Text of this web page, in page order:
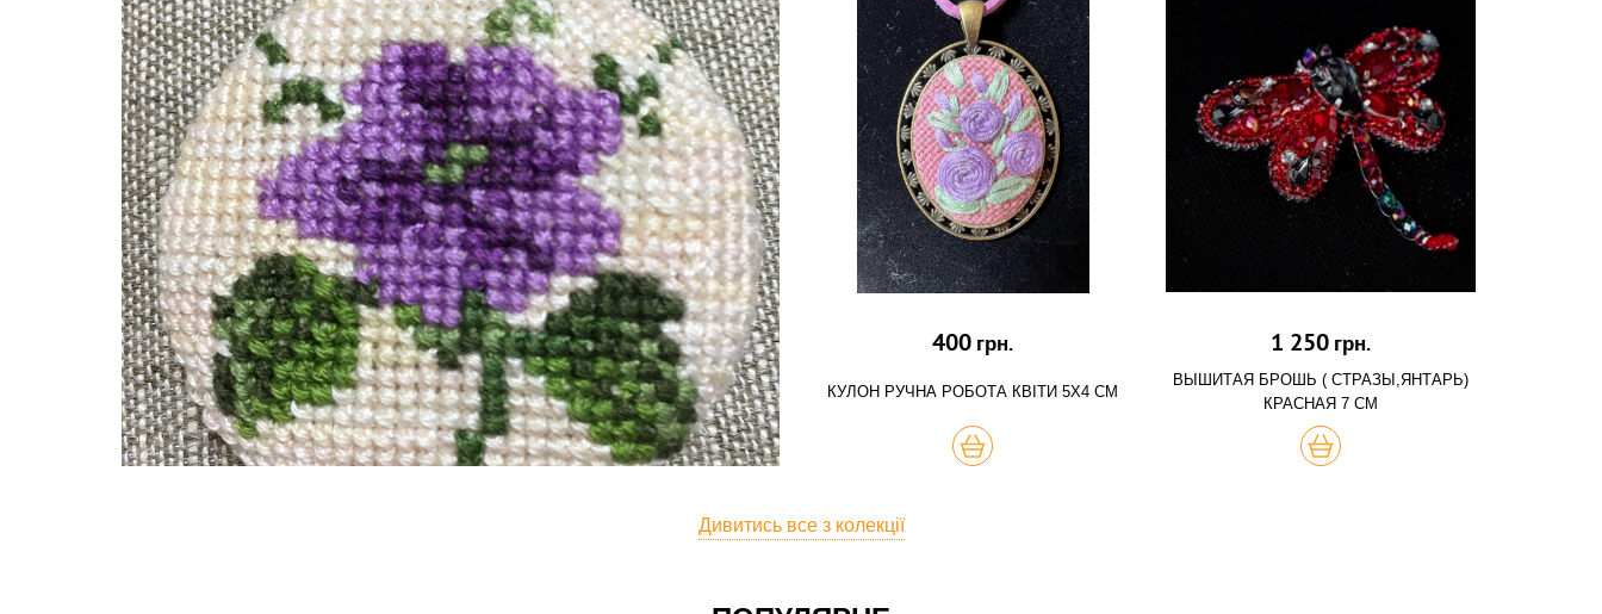
400 грн.
КУЛОН РУЧНА РОБОТА КВІТИ 5Х4 СМ
КУПИТЬ
1 250 грн.
ВЫШИТАЯ БРОШЬ ( СТРАЗЫ,ЯНТАРЬ)
КРАСНАЯ 7 СМ
КУПИТЬ
Дивитись все з колекції